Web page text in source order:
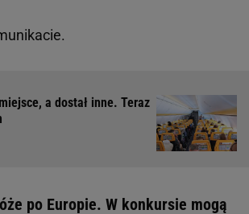
a dostał inne. Teraz
po Europie. W konkursie mogą